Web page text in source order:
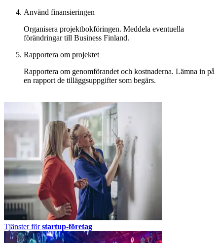
Använd finansieringen
Organisera projektbokföringen. Meddela eventuella
förändringar till Business Finland.
Rapportera om projektet
Rapportera om genomförandet och kostnaderna. Lämna in på
en rapport de tilläggsuppgifter som begärs.
Tjänster förstartup-företag